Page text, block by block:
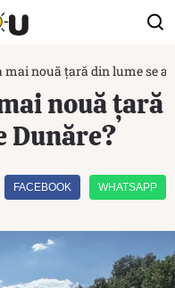
mai nouă țară din lume se
nouă țară
Dunăre?
FACEBOOK WHATSAPP